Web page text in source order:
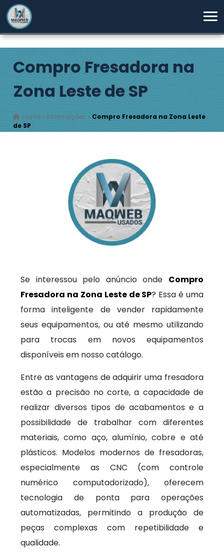
Compro Fresadora na
Zona Leste de SP
Home » Informações » Compro Fresadora na Zona Leste
de SP
Se interessou pelo anúncio onde Compro
Fresadora na Zona Leste de SP? Essa é uma
forma inteligente de vender rapidamente
seus equipamentos, ou até mesmo utilizando
para trocas em novos equipamentos
disponíveis em nosso catálogo.
Entre as vantagens de adquirir uma fresadora
estão a precisão no corte, a capacidade de
realizar diversos tipos de acabamentos e a
possibilidade de trabalhar com diferentes
materiais, como aço, alumínio, cobre e até
plásticos. Modelos modernos de fresadoras,
especialmente as CNC (com controle
numérico computadorizado), oferecem
tecnologia de ponta para operações
automatizadas, permitindo a produção de
peças complexas com repetibilidade e
qualidade.